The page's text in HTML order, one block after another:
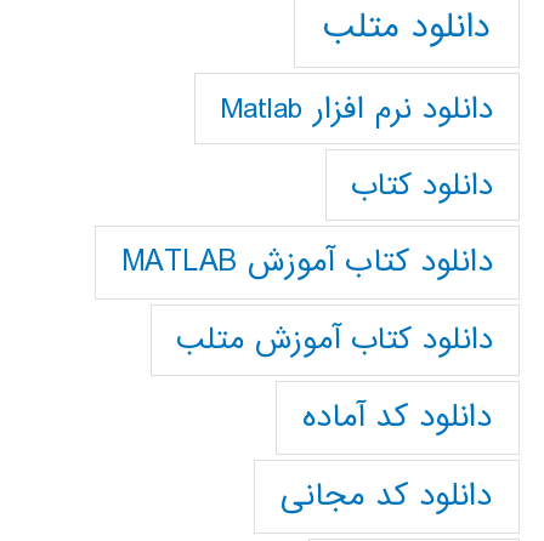
دانلود متلب
دانلود نرم افزار Matlab
دانلود کتاب
دانلود کتاب آموزش MATLAB
دانلود کتاب آموزش متلب
دانلود کد آماده
دانلود کد مجانی